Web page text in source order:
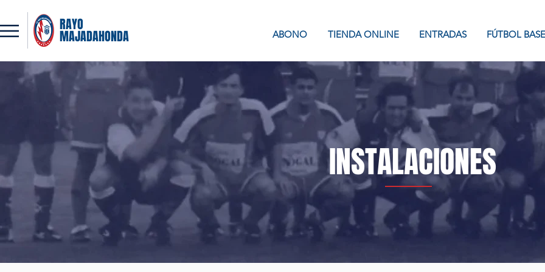
ABONO TIENDA ONLINE ENTRADAS FÚTBOL BASE
RAYO
MAJADAHONDA
INSTALACIONES